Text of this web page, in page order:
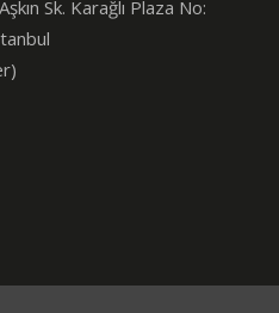
Sk. Karağlı Plaza No: